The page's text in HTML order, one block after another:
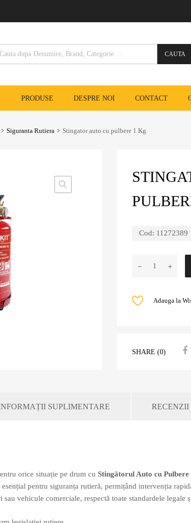
CAUTA
PRODUSE DESPRE NOI CONTACT
Siguranta Rutiera Stingator auto cu pulbere 1 Kg
Cod: 11272389
Adauga la
SHARE (0)
SUPLIMENTARE RECENZII
orice situație pe drum cu Stingătorul Auto cu Pulbere
esențial pentru siguranța rutieră, permițând intervenția
vehicule comerciale, respectă toate standardele legale